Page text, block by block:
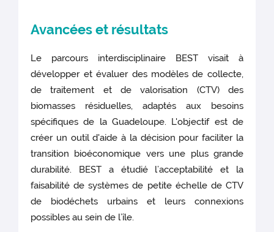
Avancées et résultats
Le parcours interdisciplinaire BEST visait à
développer et évaluer des modèles de collecte,
de traitement et de valorisation (CTV) des
biomasses résiduelles, adaptés aux besoins
spécifiques de la Guadeloupe. L'objectif est de
créer un outil d'aide à la décision pour faciliter la
transition bioéconomique vers une plus grande
durabilité. BEST a étudié l’acceptabilité et la
faisabilité de systèmes de petite échelle de CTV
de biodéchets urbains et leurs connexions
possibles au sein de l’île.